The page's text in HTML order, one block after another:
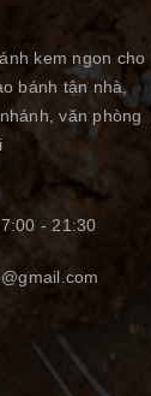
kem ngon cho
bánh tận nhà,
văn phòng
- 21:30